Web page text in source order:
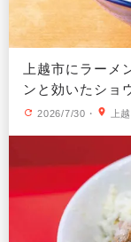
上越市にラーメ
ンと効いたショ
2026/7/30 ・ 上